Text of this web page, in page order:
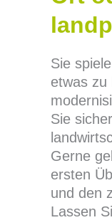
Sie
etwas zu
Sie
Gerne
ersten
und den
Lassen